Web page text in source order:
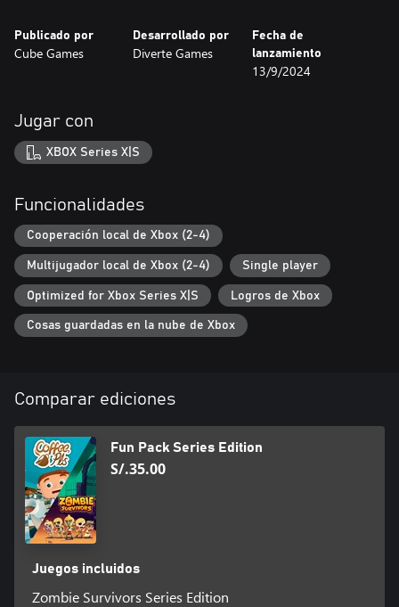
Publicado por
Cube Games
Desarrollado por
Diverte Games
Fecha de
lanzamiento
13/9/2024
Jugar con
XBOX Series X|S
Funcionalidades
Cooperación local de Xbox (2-4)
Multijugador local de Xbox (2-4) Single player
Optimized for Xbox Series X|S Logros de Xbox
Cosas guardadas en la nube de Xbox
Comparar ediciones
Fun Pack Series Edition
S/.35.00
Juegos incluidos
Zombie Survivors Series Edition